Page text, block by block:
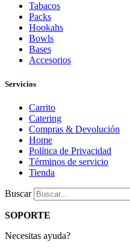
Tabacos
Packs
Hookahs
Bowls
Bases
Accesorios
Servicios
Carrito
Catering
Compras & Devolución
Home
Política de Privacidad
Términos de servicio
Tienda
Buscar
SOPORTE
Necesitas ayuda?